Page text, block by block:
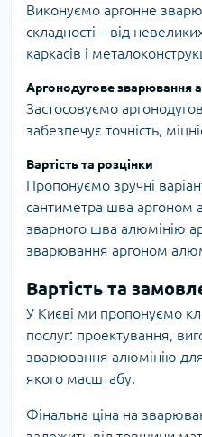
Виконуємо аргонне
складності – від
каркасів і
Аргонодугове зварювання
Застосовуємо
забезпечує точність,
Вартість та розцінки
Пропонуємо зручні
сантиметра шва аргоном
зварного шва алюмінію
зварювання аргоном
Вартість та
У Києві ми пропонуємо
послуг: проектування,
зварювання алюмінію
якого масштабу.
Фінальна ціна на